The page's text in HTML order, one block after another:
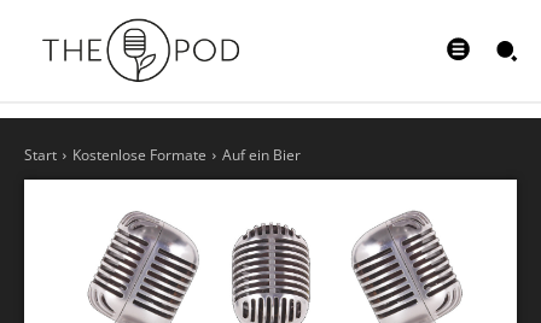
Start Kostenlose Formate Auf ein Bier